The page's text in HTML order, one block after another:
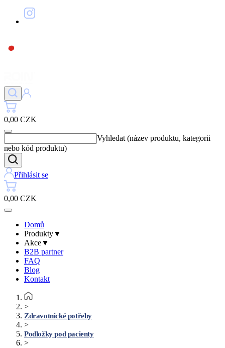
0,00 CZK
Vyhledat (název produktu, kategorii
nebo kód produktu)
Přihlásit se
0,00 CZK
Domů
Produkty▼
Akce▼
B2B partner
FAQ
Blog
Kontakt
>
Zdravotnické potřeby
>
Podložky pod pacienty
>